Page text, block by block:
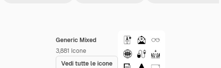
Generic Mixed
3,881 Icone
Vedi tutte le icone